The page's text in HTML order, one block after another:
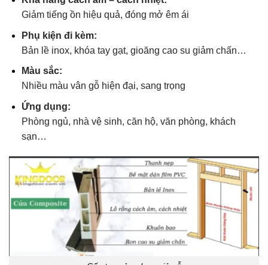
Giảm tiếng ồn hiệu quả, đóng mở êm ái
Phụ kiện đi kèm:
Bản lề inox, khóa tay gạt, gioăng cao su giảm chấn…
Màu sắc:
Nhiều màu vân gỗ hiện đại, sang trọng
Ứng dụng:
Phòng ngủ, nhà vệ sinh, căn hộ, văn phòng, khách
sạn…